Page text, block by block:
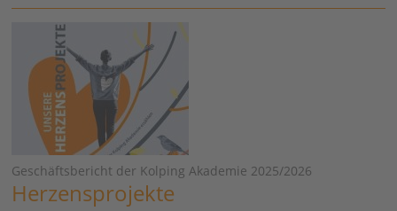
Geschäftsbericht der Kolping Akademie 2025/2026
Herzensprojekte